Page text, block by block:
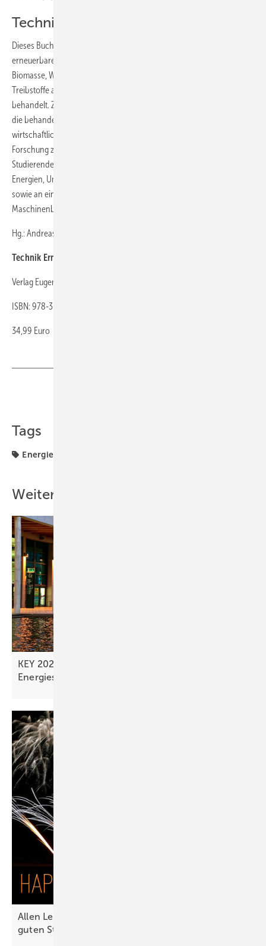
Technik Erneuerbarer Energien
Dieses Buch setzt sich mit den verschiedenen Formen der Nutzung
erneuerbarer Energiequellen auseinander: Solarthermie, Photovoltaik,
Biomasse, Windenergie, Geothermie. Auch biogene Festbrennstoffe,
Treibstoffe auf Pflanzenölbasis sowie Energie aus Abfall werden
behandelt. Ziel dieses Buches ist es, neben Grundlagenwissen über
die behandelten Energieformen und Technologien sowie deren
wirtschaftliche und ökologische Aspekte aktuelle Erkenntnisse aus der
Forschung zu vermitteln. Das Buch wendet sich in erster Linie an
Studierende in den Bereichen Technologie/Technik erneuerbarer
Energien, Umweltingenieurwesen und verwandten Studiengängen
sowie an einschlägig interessierte Studierende der Fachrichtungen
Maschinenbau, Elektrotechnik und Energiewirtschaft.
Hg.: Andreas Ratka, Sabine Homann-Wenig, Bruno Ehrmaier
Technik Erneuerbarer Energien
Verlag Eugen Ulmer 2015, 406 Seiten, 210 Abbildungen, 39 Tabellen
ISBN: 978-3-8252-4343-2
34,99 Euro
Tags
Energiewende
Weitere Inhalte
KEY 2026 in Italien: Fokus auf Finanz- und
Energiestrategien
Allen Leserinnen und Lesern wünschen wir einen
guten Start ins Neue